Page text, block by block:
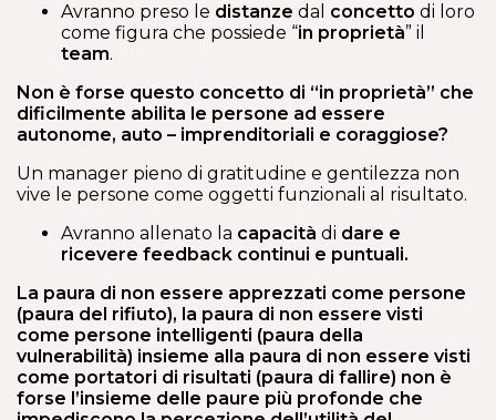
Avranno preso le distanze dal concetto di loro
come figura che possiede “in proprietà” il
team.
Non è forse questo concetto di “in proprietà” che
dificilmente abilita le persone ad essere
autonome, auto – imprenditoriali e coraggiose?
Un manager pieno di gratitudine e gentilezza non
vive le persone come oggetti funzionali al risultato.
Avranno allenato la capacità di dare e
ricevere feedback continui e puntuali.
La paura di non essere apprezzati come persone
(paura del rifiuto), la paura di non essere visti
come persone intelligenti (paura della
vulnerabilità) insieme alla paura di non essere visti
come portatori di risultati (paura di fallire) non è
forse l’insieme delle paure più profonde che